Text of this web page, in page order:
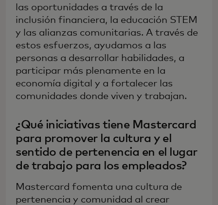
las oportunidades a través de la
inclusión financiera, la educación STEM
y las alianzas comunitarias. A través de
estos esfuerzos, ayudamos a las
personas a desarrollar habilidades, a
participar más plenamente en la
economía digital y a fortalecer las
comunidades donde viven y trabajan.
¿Qué iniciativas tiene Mastercard
para promover la cultura y el
sentido de pertenencia en el lugar
de trabajo para los empleados?
Mastercard fomenta una cultura de
pertenencia y comunidad al crear